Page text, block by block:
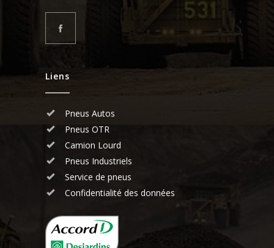
Liens
Pneus Autos
Pneus OTR
Camion Lourd
Pneus Industriels
Service de pneus
Confidentialité des données